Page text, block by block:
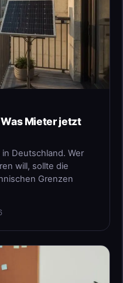
Mieter jetzt
Deutschland. Wer
will, sollte die
Grenzen